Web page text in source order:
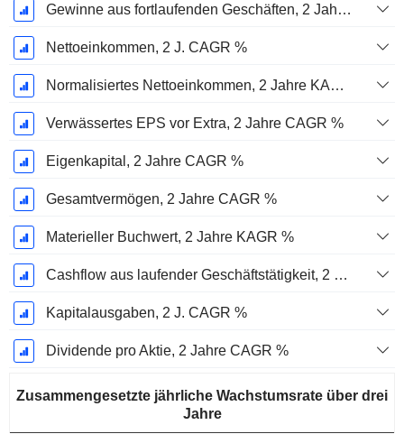
Gewinne aus fortlaufenden Geschäften, 2 Jahre. CAGR %
Nettoeinkommen, 2 J. CAGR %
Normalisiertes Nettoeinkommen, 2 Jahre KAGR %
Verwässertes EPS vor Extra, 2 Jahre CAGR %
Eigenkapital, 2 Jahre CAGR %
Gesamtvermögen, 2 Jahre CAGR %
Materieller Buchwert, 2 Jahre KAGR %
Cashflow aus laufender Geschäftstätigkeit, 2 Jahre CAGR %
Kapitalausgaben, 2 J. CAGR %
Dividende pro Aktie, 2 Jahre CAGR %
Zusammengesetzte jährliche Wachstumsrate über drei
Jahre